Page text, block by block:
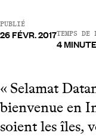
PUBLIÉ
26 FÉVR. 2017TEMPS DE
4
« Selamat
bienvenue en
soient les îles,